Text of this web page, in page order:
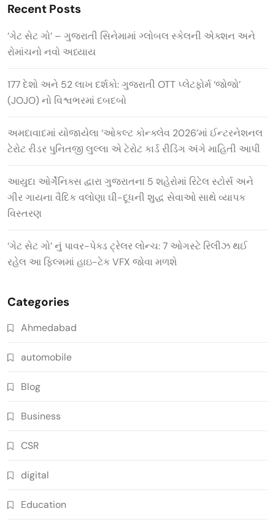
Recent Posts
‘ગેટ સેટ ગો’ – ગુજરાતી સિનેમામાં ગ્લોબલ સ્કેલની એક્શન અને
રોમાંચનો નવો અધ્યાય
177 દેશો અને 52 લાખ દર્શકો: ગુજરાતી OTT પ્લેટફોર્મ ‘જોજો’
(JOJO) નો વિશ્વભરમાં દબદબો
અમદાવાદમાં યોજાયેલા ‘ઓકલ્ટ કોન્ક્લેવ 2026’માં ઈન્ટરનેશનલ
ટેરોટ રીડર પુનિતજી લુલ્લા એ ટેરોટ કાર્ડ રીડિંગ અંગે માહિતી આપી
આયુદા ઓર્ગેનિક્સ દ્વારા ગુજરાતના 5 શહેરોમાં રિટેલ સ્ટોર્સ અને
ગીર ગાયના વૈદિક વલોણા ઘી-દૂધની શુદ્ધ સેવાઓ સાથે વ્યાપક
વિસ્તરણ
‘ગેટ સેટ ગો’ નું પાવર-પેક્ડ ટ્રેલર લોન્ચ: 7 ઓગસ્ટે રિલીઝ થઈ
રહેલ આ ફિલ્મમાં હાઇ-ટેક VFX જોવા મળશે
Categories
Ahmedabad
automobile
Blog
Business
CSR
digital
Education